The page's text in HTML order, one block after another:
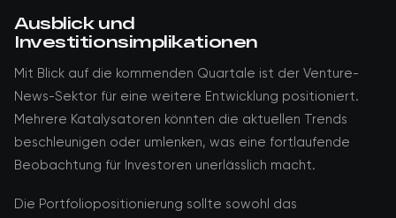
Ausblick und
Investitionsimplikationen
Mit Blick auf die kommenden Quartale ist der Venture-
News-Sektor für eine weitere Entwicklung positioniert.
Mehrere Katalysatoren könnten die aktuellen Trends
beschleunigen oder umlenken, was eine fortlaufende
Beobachtung für Investoren unerlässlich macht.
Die Portfoliopositionierung sollte sowohl das